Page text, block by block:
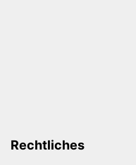
Rechtliches